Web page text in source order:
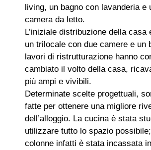
living, un bagno con lavanderia e
camera da letto.
L’iniziale distribuzione della casa
un trilocale con due camere e un
lavori di ristrutturazione hanno
cambiato il volto della casa,
più ampi e vivibili.
Determinate scelte progettuali,
fatte per ottenere una migliore
dell’alloggio. La cucina è stata
utilizzare tutto lo spazio
colonne infatti è stata incassata